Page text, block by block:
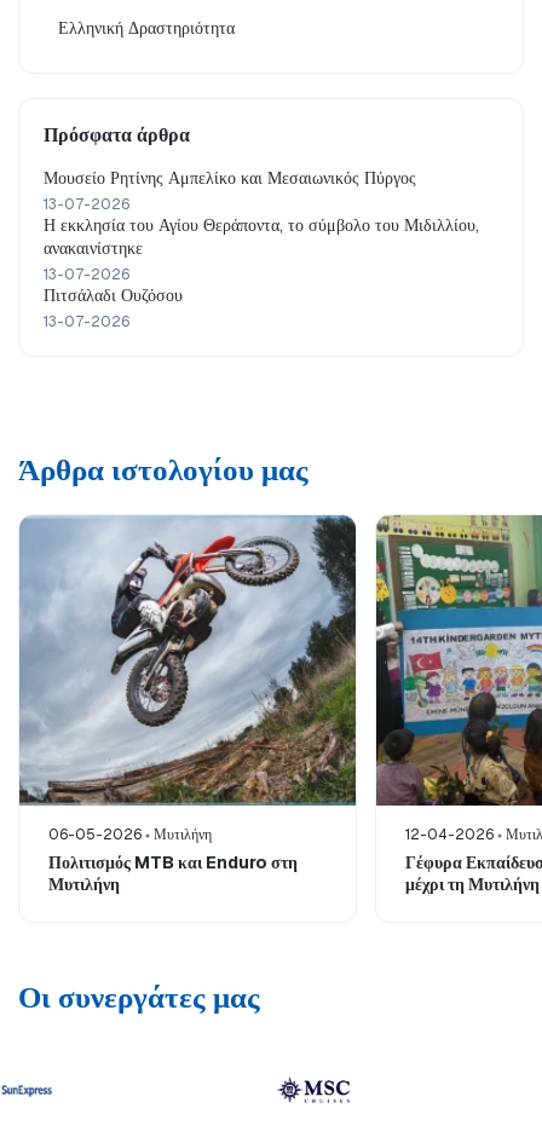
Ελληνική Δραστηριότητα
Πρόσφατα άρθρα
Μουσείο Ρητίνης Αμπελίκο και Μεσαιωνικός Πύργος
13-07-2026
Η εκκλησία του Αγίου Θεράποντα, το σύμβολο του Μιδιλλίου,
ανακαινίστηκε
13-07-2026
Πιτσάλαδι Ουζόσου
13-07-2026
Άρθρα ιστολογίου μας
06-05-2026 Μυτιλήνη
Πολιτισμός MTB και Enduro στη
Μυτιλήνη
12-04-2026
Γέφυρα
μέχρι τη Μυτιλήνη
Οι συνεργάτες μας